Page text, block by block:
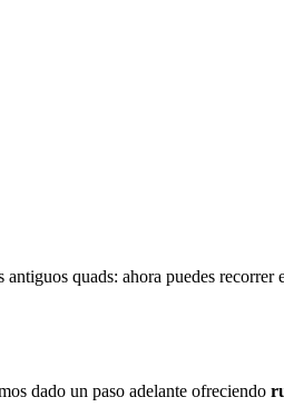
quads: ahora puedes recorrer
dado un paso adelante ofreciendo